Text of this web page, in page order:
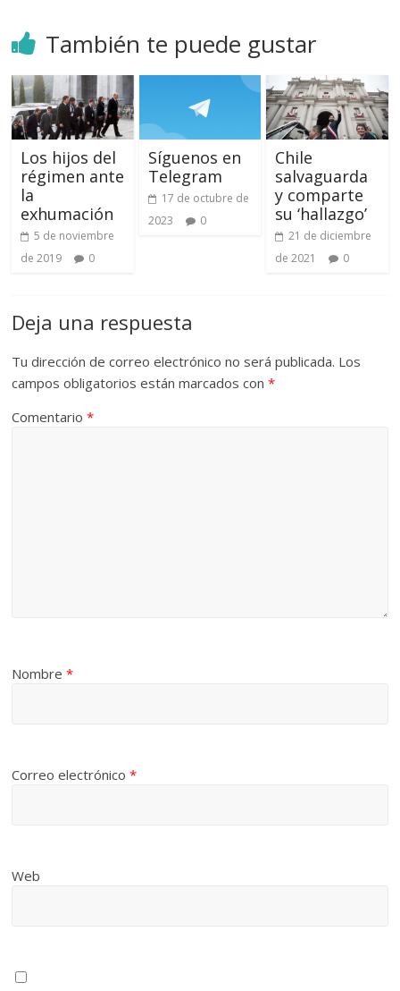
También te puede gustar
Los hijos del
régimen ante
la
exhumación
5 de noviembre
de 2019
0
Síguenos en
Telegram
17 de octubre de
2023
0
Chile
salvaguarda
y comparte
su ‘hallazgo’
21 de diciembre
de 2021
0
Deja una respuesta
Tu dirección de correo electrónico no será publicada. Los
campos obligatorios están marcados con*
Comentario*
Nombre*
Correo electrónico*
Web